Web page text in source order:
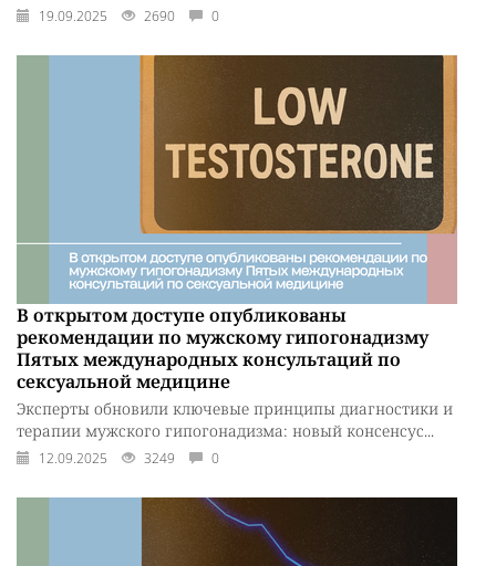
19.09.2025 2690 0
В открытом доступе опубликованы
рекомендации по мужскому гипогонадизму
Пятых международных консультаций по
сексуальной медицине
Эксперты обновили ключевые принципы диагностики и
терапии мужского гипогонадизма: новый консенсус...
12.09.2025 3249 0